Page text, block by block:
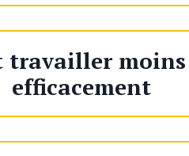
travailler moins
efficacement